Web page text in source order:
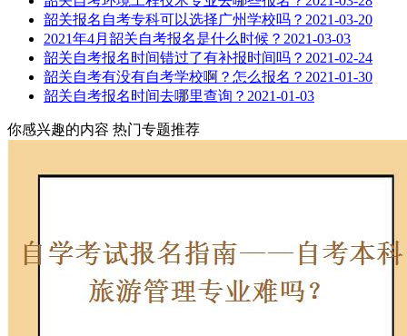
韶关报名自考专科可以选择广州学校吗？ 2021-03-20
2021年4月韶关自考报名是什么时候？ 2021-03-03
韶关自考报名时间错过了有补报时间吗？ 2021-02-24
韶关自考有没有自考学校啊？怎么报名？ 2021-01-30
韶关自考报名时间去哪里查询？ 2021-01-03
你感兴趣的内容 热门专题推荐